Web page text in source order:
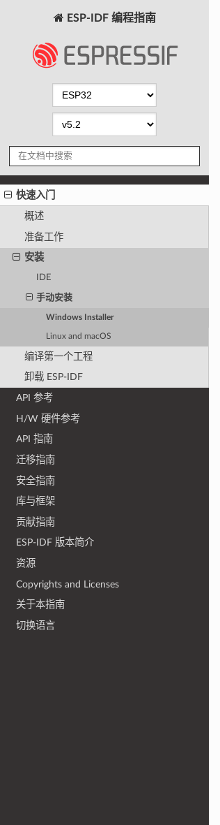
ESP-IDF 编程指南
快速入门
概述
准备工作
安装
IDE
手动安装
Windows Installer
Linux and macOS
编译第一个工程
卸载 ESP-IDF
API 参考
H/W 硬件参考
API 指南
迁移指南
安全指南
库与框架
贡献指南
ESP-IDF 版本简介
资源
Copyrights and Licenses
关于本指南
切换语言